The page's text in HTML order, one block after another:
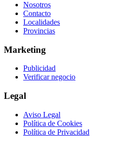
Nosotros
Contacto
Localidades
Provincias
Marketing
Publicidad
Verificar negocio
Legal
Aviso Legal
Política de Cookies
Política de Privacidad